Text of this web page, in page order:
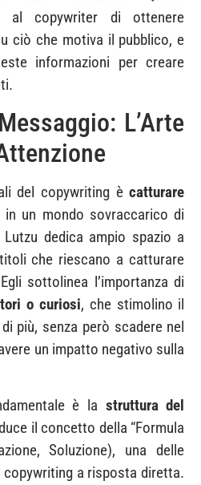
al copywriter di ottenere
ciò che motiva il pubblico, e
informazioni per creare
L’Arte
del copywriting ècatturare
un mondo sovraccarico di
dedica ampio spazio a
che riescano a catturare
sottolinea l’importanza di
o curiosi, che stimolino il
più, senza però scadere nel
un impatto negativo sulla
è la struttura del
il concetto della “Formula
Soluzione), una delle
a risposta diretta.